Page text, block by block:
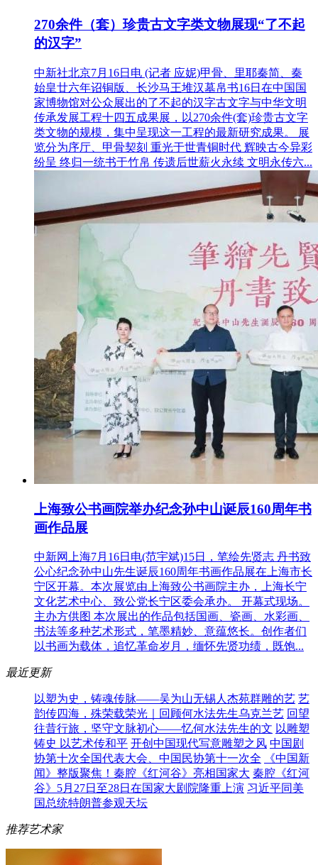
270余件（套）珍贵古文字类文物展现“了不起
的汉字”
中新社北京7月16日电 (记者 应妮)甲骨、里耶秦简、秦
始皇廿六年诏铜版、长沙马王堆汉墓帛书16日在中国国
家博物馆对公众展出的了不起的汉字古文字与中华文明
传承发展工程十四五成果展，以270余件(套)珍贵古文字
类文物的规模，集中呈现这一工程的最新研究成果。 展
览分为序厅、甲骨契刻 重光于世青铜时代 辉映古今异彩
纷呈 终归一统书于竹帛 传遗后世薪火永续 文明永传六...
上海致公书画院举办纪念孙中山诞辰160周年书
画作品展
中新网上海7月16日电(范宇斌)15日，笔绘先贤志 丹书致
公心纪念孙中山先生诞辰160周年书画作品展在上海市长
宁区开幕。本次展览由上海致公书画院主办，上海长宁
文化艺术中心、致公党长宁区委会承办。 开幕式现场。
主办方供图 本次展出的作品包括国画、瓷画、水彩画、
书法等多种艺术形式，笔墨精妙、意蕴悠长。创作者们
以书画为载体，追忆革命岁月，缅怀先贤功绩，既饱...
最近更新
以塑为史，铸魂传脉——吴为山无锡人杰苑群雕的艺 艺
韵传四海，殊荣载荣光｜回顾何水法先生乌克兰艺 回望
往昔行旅，坚守文脉初心——忆何水法先生的文 以雕塑
铸史 以艺术传和平 开创中国现代写意雕塑之风 中国剧
协第十次全国代表大会、中国民协第十一次全
《中国新
闻》整版聚焦！秦腔《红河谷》亮相国家大 秦腔《红河
谷》5月27日至28日在国家大剧院隆重上演 习近平同美
国总统特朗普参观天坛
推荐艺术家